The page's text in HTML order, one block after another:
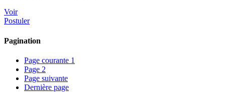
Voir
Postuler
Pagination
Page courante 1
Page 2
Page suivante
Dernière page